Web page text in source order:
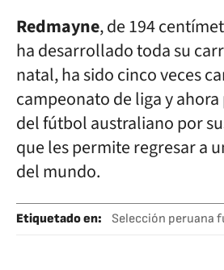
Redmayne, de 194
ha desarrollado toda su
natal, ha sido cinco veces
campeonato de liga y
del fútbol australiano por
que les permite regresar a
del mundo.
Etiquetado en: Selección peruana